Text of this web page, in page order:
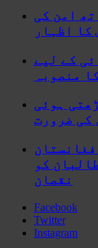
امن کی
کا اظہار
کے لیے
منصوبہ
ہوئی
کی ضرورت
کو
نقصان
Facebook
Twitter
Instagram